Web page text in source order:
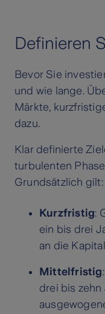
Definieren
Bevor Sie
und wie lange.
Märkte,
dazu.
Klar definierte
turbulenten
Grundsätzlich gilt:
Kurzfristig:
ein bis drei
an die
Mittelfristig
drei bis